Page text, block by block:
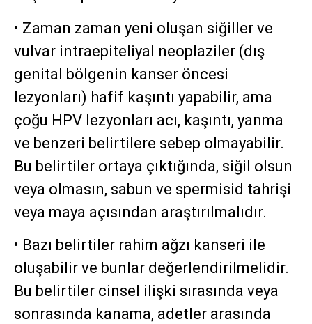
• Zaman zaman yeni oluşan siğiller ve
vulvar intraepiteliyal neoplaziler (dış
genital bölgenin kanser öncesi
lezyonları) hafif kaşıntı yapabilir, ama
çoğu HPV lezyonları acı, kaşıntı, yanma
ve benzeri belirtilere sebep olmayabilir.
Bu belirtiler ortaya çıktığında, siğil olsun
veya olmasın, sabun ve spermisid tahrişi
veya maya açısından araştırılmalıdır.
• Bazı belirtiler rahim ağzı kanseri ile
oluşabilir ve bunlar değerlendirilmelidir.
Bu belirtiler cinsel ilişki sırasında veya
sonrasında kanama, adetler arasında